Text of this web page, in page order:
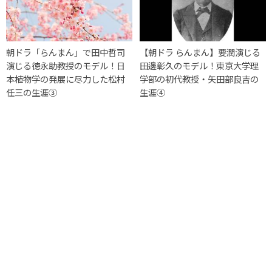
朝ドラ「らんまん」で田中哲司
演じる徳永助教授のモデル！日
本植物学の発展に尽力した松村
任三の生涯③
【朝ドラ らんまん】要潤演じる
田邊彰久のモデル！東京大学理
学部の初代教授・矢田部良吉の
生涯④